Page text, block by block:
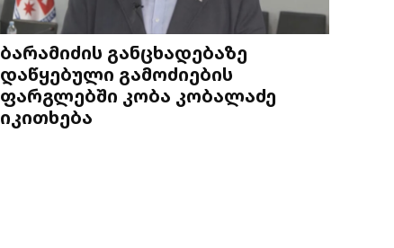
ბარამიძის განცხადებაზე
დაწყებული გამოძიების
ფარგლებში კობა კობალაძე
იკითხება